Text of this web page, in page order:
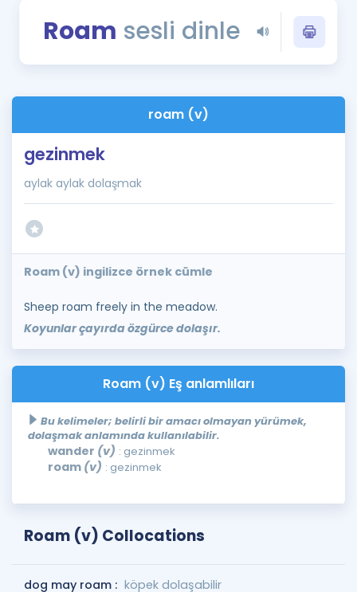
Blog
İngilizce Gramer
Roam sesli dinle
roam (v)
gezinmek
aylak aylak dolaşmak
Roam (v) ingilizce örnek cümle
Sheep roam freely in the meadow.
Koyunlar çayırda özgürce dolaşır.
Roam (v) Eş anlamlıları
Bu kelimeler; belirli bir amacı olmayan yürümek,
dolaşmak anlamında kullanılabilir.
wander (v) : gezinmek
roam (v) : gezinmek
Roam (v) Collocations
dog may roam : köpek dolaşabilir